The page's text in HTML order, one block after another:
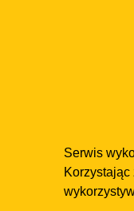
Serwis
Korzystając